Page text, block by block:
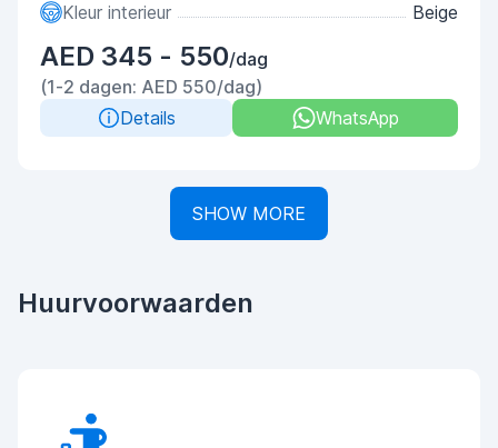
Kleur interieur
Beige
AED 345 - 550/dag
(1-2 dagen: AED 550/dag)
Details
WhatsApp
SHOW MORE
Huurvoorwaarden